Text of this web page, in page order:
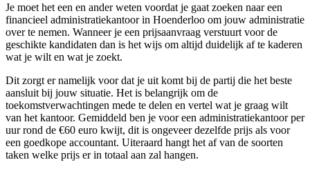
Je moet het een en ander weten voordat je gaat zoeken naar een
financieel administratiekantoor in Hoenderloo om jouw administratie
over te nemen. Wanneer je een prijsaanvraag verstuurt voor de
geschikte kandidaten dan is het wijs om altijd duidelijk af te kaderen
wat je wilt en wat je zoekt.
Dit zorgt er namelijk voor dat je uit komt bij de partij die het beste
aansluit bij jouw situatie. Het is belangrijk om de
toekomstverwachtingen mede te delen en vertel wat je graag wilt
van het kantoor. Gemiddeld ben je voor een administratiekantoor per
uur rond de €60 euro kwijt, dit is ongeveer dezelfde prijs als voor
een goedkope accountant. Uiteraard hangt het af van de soorten
taken welke prijs er in totaal aan zal hangen.